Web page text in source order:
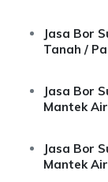
Jasa Bor
Tanah /
Jasa Bor
Mantek
Jasa Bor
Mantek